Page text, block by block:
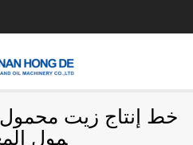
خط إنتاج زيت
مول